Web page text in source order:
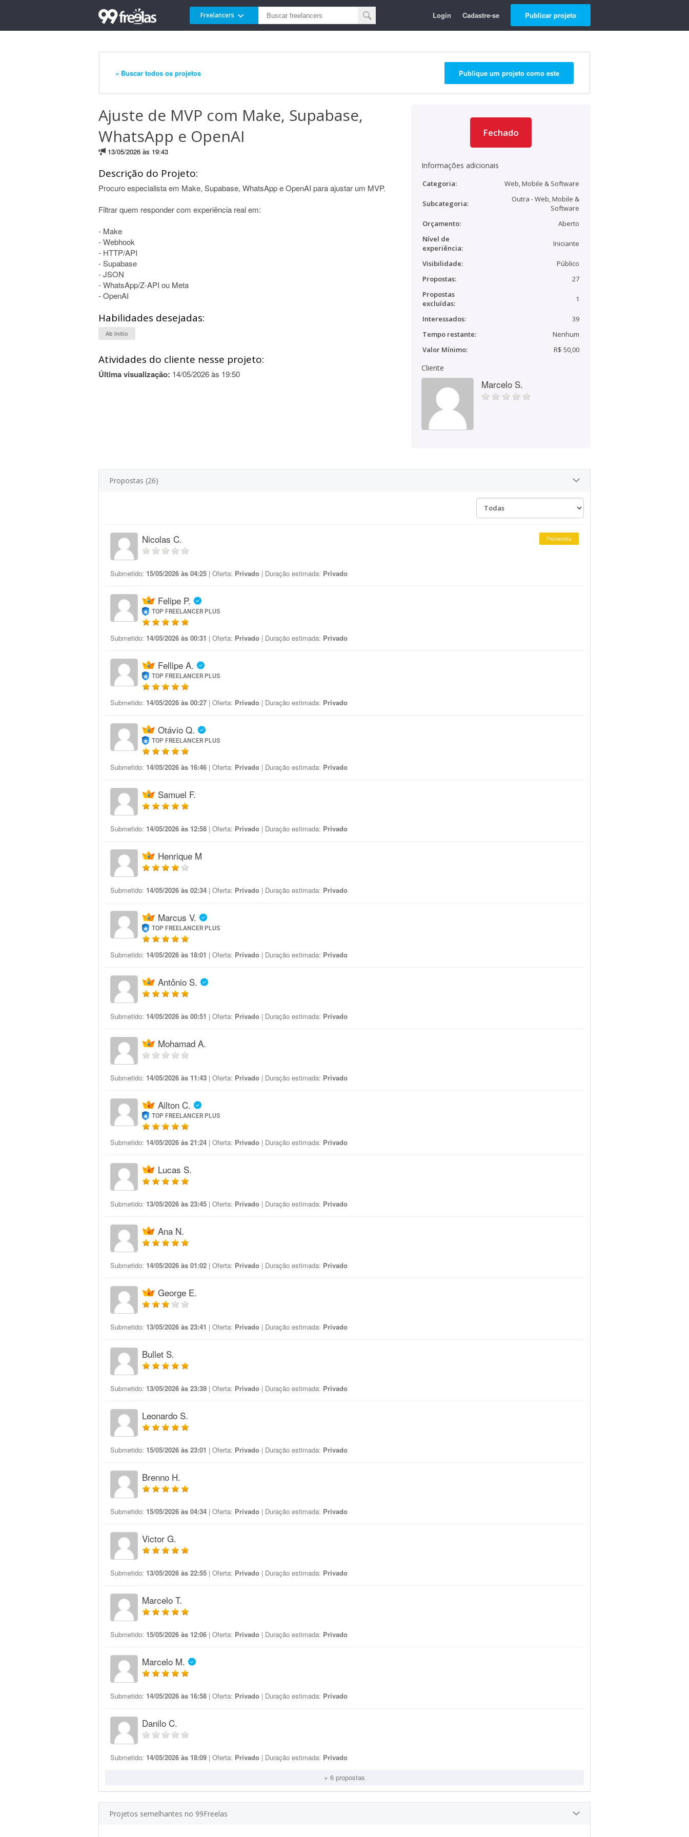
Freelancers Login Cadastre-se Publicar projeto
« Buscar todos os projetos Publique um projeto como este
Ajuste de MVP com Make, Supabase,
WhatsApp e OpenAI
13/05/2026 às 19:43
Descrição do Projeto:
Procuro especialista em Make, Supabase, WhatsApp e OpenAI para ajustar um MVP.
Filtrar quem responder com experiência real em:
- Make
- Webhook
- HTTP/API
- Supabase
- JSON
- WhatsApp/Z-API ou Meta
- OpenAI
Habilidades desejadas:
Ab Initio
Atividades do cliente nesse projeto:
Última visualização: 14/05/2026 às 19:50
Fechado
Informações adicionais
Categoria: Web, Mobile & Software
Subcategoria:
Outra - Web, Mobile &
Software
Orçamento:
Aberto
Nível de
experiência:
Iniciante
Visibilidade:
Público
Propostas:
27
Propostas
excluídas:
1
Interessados:
39
Tempo restante:
Nenhum
Valor Mínimo:
R$ 50,00
Cliente
Marcelo S.
Propostas (26)
Nicolas C. Promovida
Submetido: 15/05/2026 às 04:25 | Oferta: Privado | Duração estimada: Privado
Felipe P.
TOP FREELANCER PLUS
Submetido: 14/05/2026 às 00:31 | Oferta: Privado | Duração estimada: Privado
Fellipe A.
TOP FREELANCER PLUS
Submetido: 14/05/2026 às 00:27 | Oferta: Privado | Duração estimada: Privado
Otávio Q.
TOP FREELANCER PLUS
Submetido: 14/05/2026 às 16:46 | Oferta: Privado | Duração estimada: Privado
Samuel F.
Submetido: 14/05/2026 às 12:58 | Oferta: Privado | Duração estimada: Privado
Henrique M
Submetido: 14/05/2026 às 02:34 | Oferta: Privado | Duração estimada: Privado
Marcus V.
TOP FREELANCER PLUS
Submetido: 14/05/2026 às 18:01 | Oferta: Privado | Duração estimada: Privado
Antônio S.
Submetido: 14/05/2026 às 00:51 | Oferta: Privado | Duração estimada: Privado
Mohamad A.
Submetido: 14/05/2026 às 11:43 | Oferta: Privado | Duração estimada: Privado
Ailton C.
TOP FREELANCER PLUS
Submetido: 14/05/2026 às 21:24 | Oferta: Privado | Duração estimada: Privado
Lucas S.
Submetido: 13/05/2026 às 23:45 | Oferta: Privado | Duração estimada: Privado
Ana N.
Submetido: 14/05/2026 às 01:02 | Oferta: Privado | Duração estimada: Privado
George E.
Submetido: 13/05/2026 às 23:41 | Oferta: Privado | Duração estimada: Privado
Bullet S.
Submetido: 13/05/2026 às 23:39 | Oferta: Privado | Duração estimada: Privado
Leonardo S.
Submetido: 15/05/2026 às 23:01 | Oferta: Privado | Duração estimada: Privado
Brenno H.
Submetido: 15/05/2026 às 04:34 | Oferta: Privado | Duração estimada: Privado
Victor G.
Submetido: 13/05/2026 às 22:55 | Oferta: Privado | Duração estimada: Privado
Marcelo T.
Submetido: 15/05/2026 às 12:06 | Oferta: Privado | Duração estimada: Privado
Marcelo M.
Submetido: 14/05/2026 às 16:58 | Oferta: Privado | Duração estimada: Privado
Danilo C.
Submetido: 14/05/2026 às 18:09 | Oferta: Privado | Duração estimada: Privado
+ 6 propostas
Projetos semelhantes no 99Freelas